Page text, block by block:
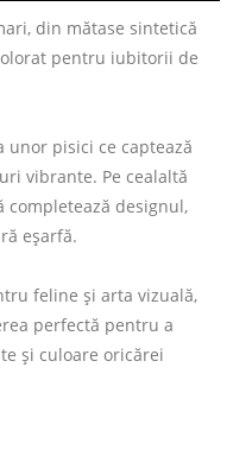
din mătase sintetică
pentru iubitorii de
pisici ce captează
vibrante. Pe cealaltă
completează designul,
eșarfă.
feline și arta vizuală,
perfectă pentru a
și culoare oricărei